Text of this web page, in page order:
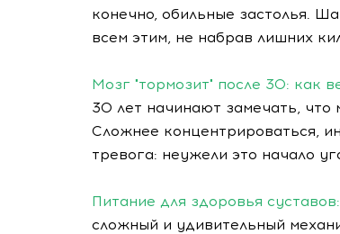
конечно, обильные застолья.
всем этим, не набрав лишних
Мозг "тормозит" после 30: как
30 лет начинают замечать,
Сложнее концентрироваться,
тревога: неужели это начало
Питание для здоровья
сложный и удивительный